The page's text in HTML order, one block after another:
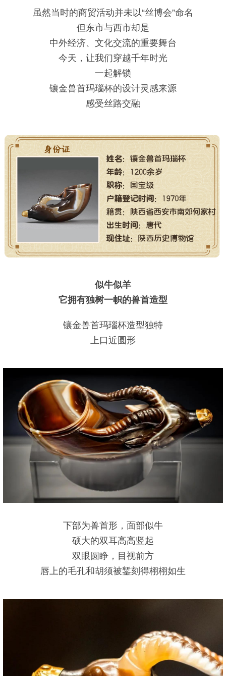
虽然当时的商贸活动并未以“丝博会”命名
但东市与西市却是
中外经济、文化交流的重要舞台
今天，让我们穿越千年时光
一起解锁
镶金兽首玛瑙杯的设计灵感来源
感受丝路交融
似牛似羊
它拥有独树一帜的兽首造型
镶金兽首玛瑙杯造型独特
上口近圆形
下部为兽首形，面部似牛
硕大的双耳高高竖起
双眼圆睁，目视前方
唇上的毛孔和胡须被錾刻得栩栩如生